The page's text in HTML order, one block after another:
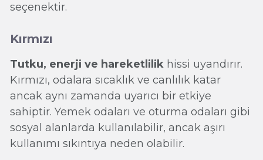
seçenektir.
Kırmızı
Tutku, enerji ve hareketlilik hissi uyandırır.
Kırmızı, odalara sıcaklık ve canlılık katar
ancak aynı zamanda uyarıcı bir etkiye
sahiptir. Yemek odaları ve oturma odaları gibi
sosyal alanlarda kullanılabilir, ancak aşırı
kullanımı sıkıntıya neden olabilir.